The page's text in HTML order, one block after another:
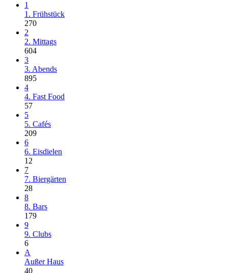
1
1. Frühstück
270
2
2. Mittags
604
3
3. Abends
895
4
4. Fast Food
57
5
5. Cafés
209
6
6. Eisdielen
12
7
7. Biergärten
28
8
8. Bars
179
9
9. Clubs
6
A
Außer Haus
40